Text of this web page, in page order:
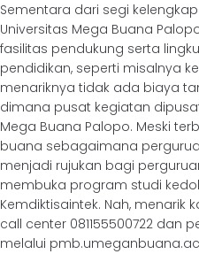
Sementara dari segi
Universitas Mega Buana
fasilitas pendukung serta
pendidikan, seperti misalnya
menariknya tidak ada biaya
dimana pusat kegiatan
Mega Buana Palopo. Meski
buana sebagaimana
menjadi rujukan bagi
membuka program studi
Kemdiktisaintek. Nah, menarik
call center 081155500722 dan
melalui